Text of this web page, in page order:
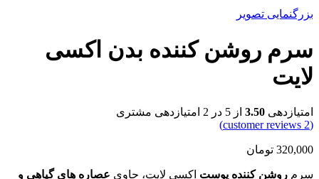
بزرگنمایی تصویر
سرم روشن کننده بدن اکسی
لایت
امتیازدهی 3.50 از 5 در 2 امتیازدهی مشتری
(
2
320,000 تومان
سرم روشن کننده پوست اکسی لایت، حاوی عصاره های گیاهی و